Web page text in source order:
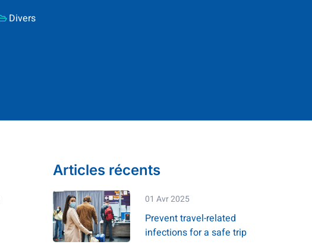
Divers
Articles récents
01 Avr 2025
Prevent travel-related
infections for a safe trip